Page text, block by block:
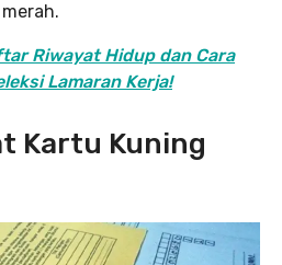
Riwayat Hidup dan Cara
Lamaran Kerja!
Kartu Kuning